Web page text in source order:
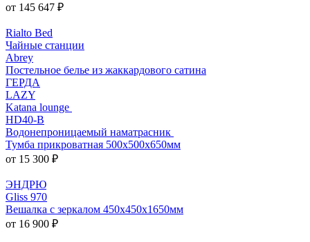
от 145 647 ₽
Rialto Bed
Чайные станции
Abrey
Постельное белье из жаккардового сатина
ГЕРДА
LAZY
Katana lounge
HD40-B
Водонепроницаемый наматрасник
Тумба прикроватная 500x500x650мм
от 15 300 ₽
ЭНДРЮ
Gliss 970
Вешалка с зеркалом 450x450x1650мм
от 16 900 ₽